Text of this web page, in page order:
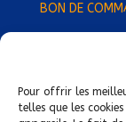
Pour offrir les
telles que les
BON DE
Devenez
Trouvez-